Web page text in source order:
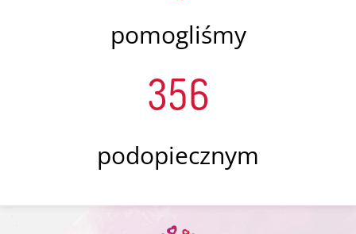
pomogliśmy
356
podopiecznym